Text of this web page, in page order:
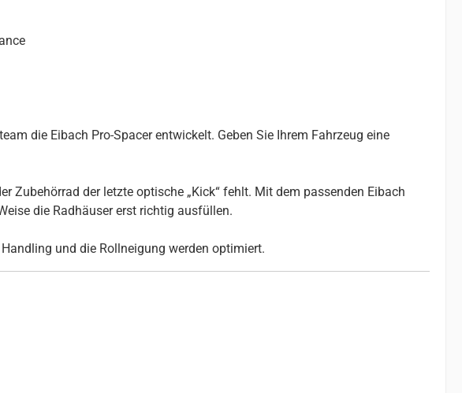
die Eibach Pro-Spacer entwickelt. Geben Sie Ihrem Fahrzeug eine
Zubehörrad der letzte optische „Kick“ fehlt. Mit dem passenden Eibach
die Radhäuser erst richtig ausfüllen.
und die Rollneigung werden optimiert.